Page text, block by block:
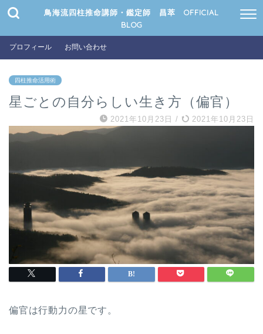
鳥海流四柱推命講師・鑑定師 昌萃 OFFICIAL
BLOG
プロフィール お問い合わせ
四柱推命活用術
星ごとの自分らしい生き方（偏官）
2021年10月23日 / 2021年10月23日
偏官は行動力の星です。